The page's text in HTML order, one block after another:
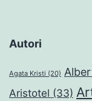
Autori
Agata Kristi (20)
Aristotel (33)